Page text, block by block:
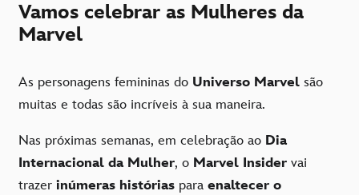
Vamos celebrar as Mulheres da
Marvel
As personagens femininas do Universo Marvel são
muitas e todas são incríveis à sua maneira.
Nas próximas semanas, em celebração ao Dia
Internacional da Mulher, o Marvel Insider vai
trazer inúmeras histórias para enaltecer o